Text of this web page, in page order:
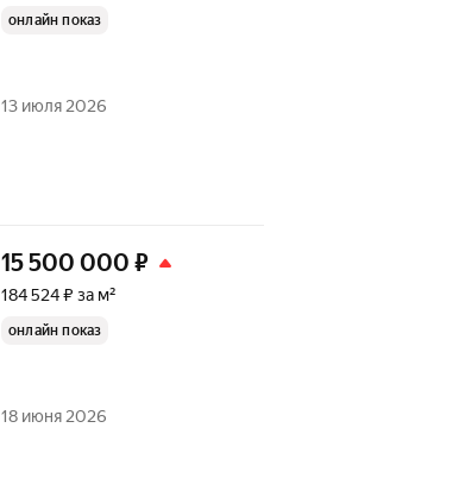
онлайн показ
13 июля 2026
15 500 000 ₽
184 524 ₽ за м²
онлайн показ
18 июня 2026